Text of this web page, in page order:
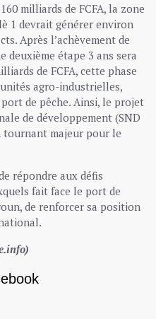
milliards de FCFA, la zone
1 devrait générer environ
Après l’achèvement de
deuxième étape 3 ans sera
de FCFA, cette phase
agro-industrielles,
port de pêche. Ainsi, le projet
de développement (SND
majeur pour le
répondre aux défis
fait face le port de
de renforcer sa position